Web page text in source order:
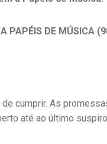
A PAPÉIS DE
cumprir. As
até ao último